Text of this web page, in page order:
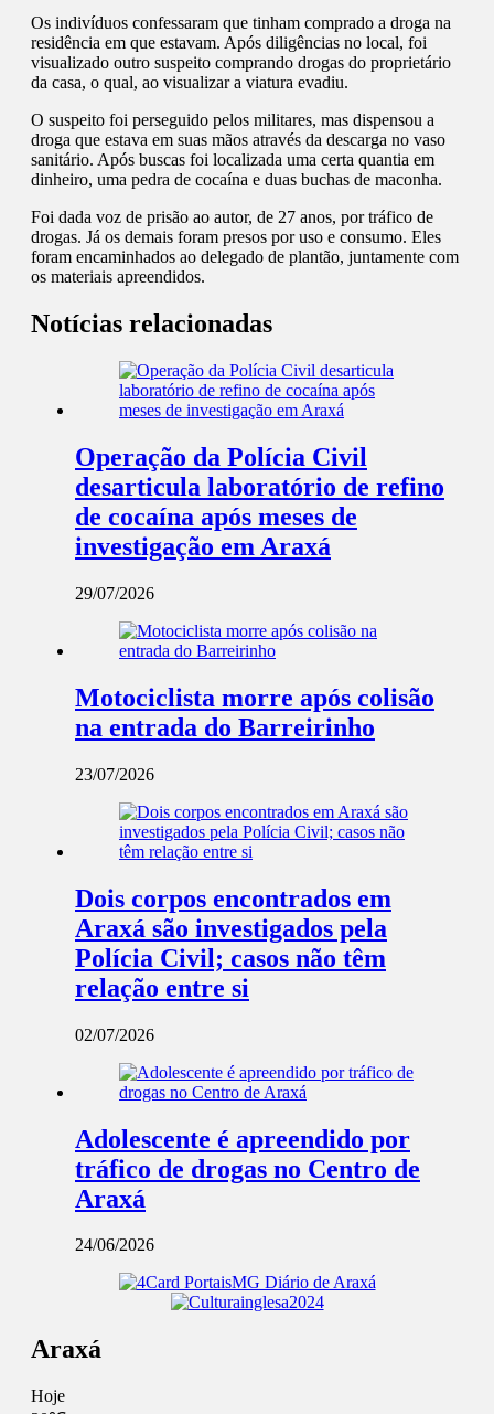
Os indivíduos confessaram que tinham comprado a droga na
residência em que estavam. Após diligências no local, foi
visualizado outro suspeito comprando drogas do proprietário
da casa, o qual, ao visualizar a viatura evadiu.
O suspeito foi perseguido pelos militares, mas dispensou a
droga que estava em suas mãos através da descarga no vaso
sanitário. Após buscas foi localizada uma certa quantia em
dinheiro, uma pedra de cocaína e duas buchas de maconha.
Foi dada voz de prisão ao autor, de 27 anos, por tráfico de
drogas. Já os demais foram presos por uso e consumo. Eles
foram encaminhados ao delegado de plantão, juntamente com
os materiais apreendidos.
Notícias relacionadas
Operação da Polícia Civil
desarticula laboratório de refino
de cocaína após meses de
investigação em Araxá
29/07/2026
Motociclista morre após colisão
na entrada do Barreirinho
23/07/2026
Dois corpos encontrados em
Araxá são investigados pela
Polícia Civil; casos não têm
relação entre si
02/07/2026
Adolescente é apreendido por
tráfico de drogas no Centro de
Araxá
24/06/2026
Araxá
Hoje